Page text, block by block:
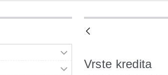
Vrste kredita